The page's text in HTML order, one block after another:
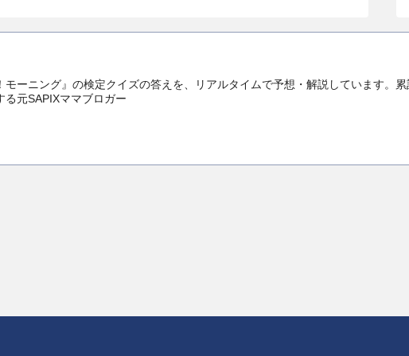
モーニング』の検定クイズの答えを、リアルタイムで予想・解説しています。累
る元SAPIXママブロガー